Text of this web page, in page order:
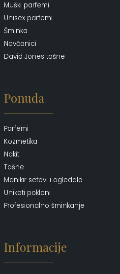
Muški parfemi
Unisex parfemi
Šminka
Novčanici
David Jones tašne
Ponuda
Parfemi
Kozmetika
Nakit
Tašne
Manikir setovi i ogledala
Unikati pokloni
Profesionalno šminkanje
Informacije